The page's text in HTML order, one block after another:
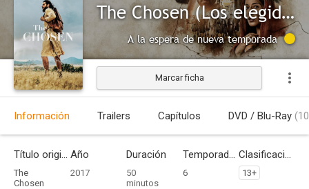
The Chosen (Los elegidos)
A la espera de nueva temporada
Marcar ficha
Información Trailers Capítulos DVD / Blu-Ray
Título original
The
Chosen
Año
2017
Duración
50
minutos
Temporadas
6
Clasificación por edades
13+